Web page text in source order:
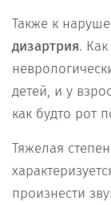
Также к
дизартрия.
детей, и у
как будто рот
Тяжелая
произнести